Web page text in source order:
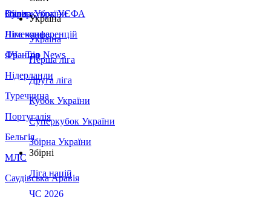
Збірна України
Італія
Німеччина
Франція
Нідерланди
Туреччина
Португалія
Бельгія
МЛС
Саудівська Аравія
Суперкубок УЄФА
Ліга конференцій
ЛЧ - Top News
Україна
Україна
Перша ліга
Друга ліга
Кубок України
Суперкубок України
Збірна України
Збірні
Ліга націй
ЧС 2026